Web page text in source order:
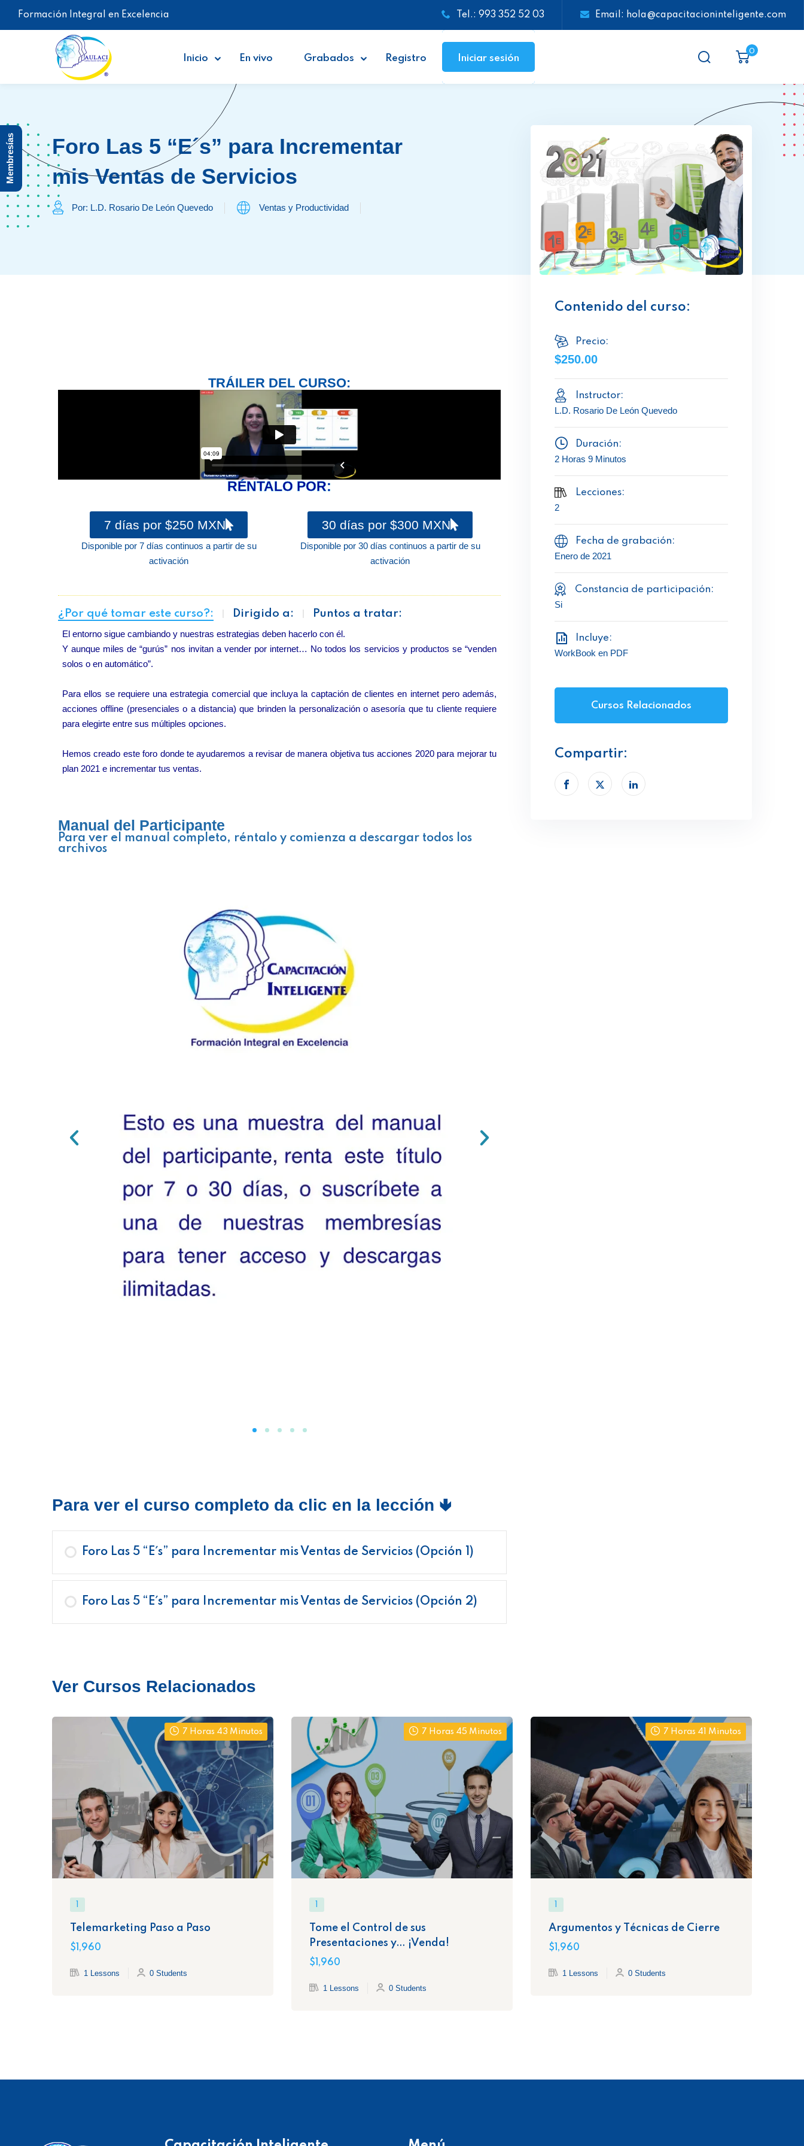
Formación Integral en Excelencia Tel.: 993 352 52 03 Email: hola@capacitacioninteligente.com
Inicio En vivo Grabados Registro Iniciar sesión
0
Foro Las 5 “E´s” para Incrementar
mis Ventas de Servicios
Por: L.D. Rosario De León Quevedo Ventas y Productividad
TRÁILER DEL CURSO:
RÉNTALO POR:
7 días por $250 MXN
Disponible por 7 días continuos a partir de su
activación
30 días por $300 MXN
Disponible por 30 días continuos a partir de su
activación
¿Por qué tomar este curso?: Dirigido a: Puntos a tratar:
El entorno sigue cambiando y nuestras estrategias deben hacerlo con él.
Y aunque miles de “gurús” nos invitan a vender por internet… No todos los servicios y productos se “venden
solos o en automático”.
Para ellos se requiere una estrategia comercial que incluya la captación de clientes en internet pero además,
acciones offline (presenciales o a distancia) que brinden la personalización o asesoría que tu cliente requiere
para elegirte entre sus múltiples opciones.
Hemos creado este foro donde te ayudaremos a revisar de manera objetiva tus acciones 2020 para mejorar tu
plan 2021 e incrementar tus ventas.
Manual del Participante
Para ver el manual completo, réntalo y comienza a descargar todos los
archivos
Para ver el curso completo da clic en la lección 🢃
Foro Las 5 “E´s” para Incrementar mis Ventas de Servicios (Opción 1)
Foro Las 5 “E´s” para Incrementar mis Ventas de Servicios (Opción 2)
Contenido del curso:
Precio:
$250.00
Instructor:
L.D. Rosario De León Quevedo
Duración:
2 Horas 9 Minutos
Lecciones:
2
Fecha de grabación:
Enero de 2021
Constancia de participación:
Si
Incluye:
WorkBook en PDF
Cursos Relacionados
Compartir:
Ver Cursos Relacionados
7 Horas 43 Minutos
Telemarketing Paso a Paso
$1,960
1 Lessons 0 Students
7 Horas 45 Minutos
Tome el Control de sus
Presentaciones y… ¡Venda!
$1,960
1 Lessons 0 Students
7 Horas 41 Minutos
Argumentos y Técnicas de Cierre
$1,960
1 Lessons 0 Students
Membresías